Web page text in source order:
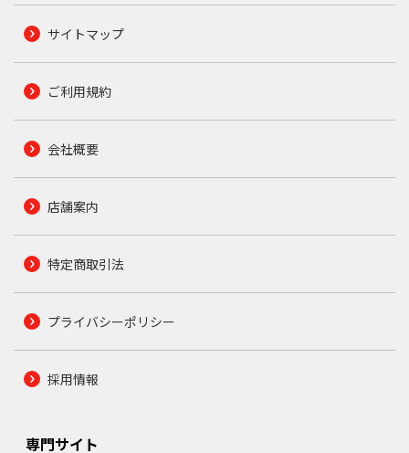
サイトマップ
ご利用規約
会社概要
店舗案内
特定商取引法
プライバシーポリシー
採用情報
専門サイト